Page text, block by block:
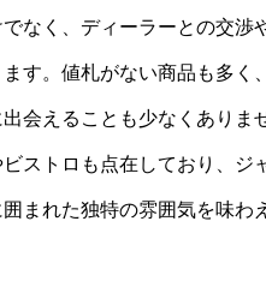
なく、ディーラーとの交渉
す。値札がない商品も多く
会えることも少なくありま
ストロも点在しており、
まれた独特の雰囲気を味わ